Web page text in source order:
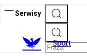
Serwisy
Sport